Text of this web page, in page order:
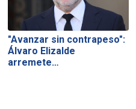
"Avanzar sin contrapeso":
Álvaro Elizalde
arremete…